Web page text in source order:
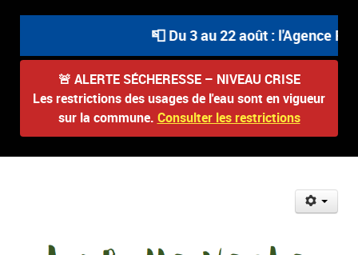
📮 Du 3 au 22 août : l'Agence
🚨 ALERTE SÉCHERESSE – NIVEAU CRISE
Les restrictions des usages de l'eau sont en vigueur
sur la commune. Consulter les restrictions